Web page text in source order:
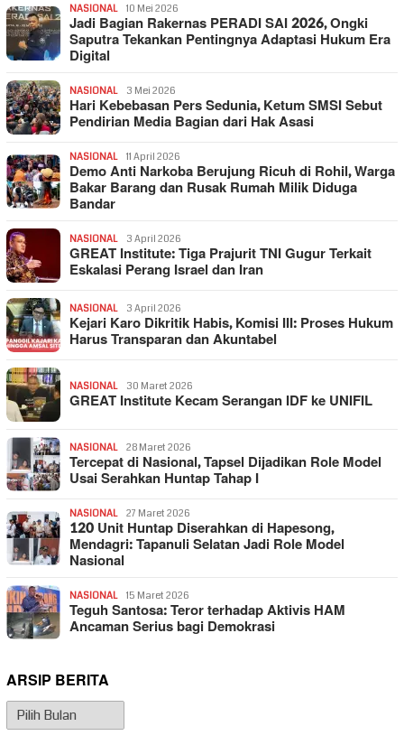
NASIONAL 10 Mei 2026
Jadi Bagian Rakernas PERADI SAI 2026, Ongki
Saputra Tekankan Pentingnya Adaptasi Hukum Era
Digital
NASIONAL 3 Mei 2026
Hari Kebebasan Pers Sedunia, Ketum SMSI Sebut
Pendirian Media Bagian dari Hak Asasi
NASIONAL 11 April 2026
Demo Anti Narkoba Berujung Ricuh di Rohil, Warga
Bakar Barang dan Rusak Rumah Milik Diduga
Bandar
NASIONAL 3 April 2026
GREAT Institute: Tiga Prajurit TNI Gugur Terkait
Eskalasi Perang Israel dan Iran
NASIONAL 3 April 2026
Kejari Karo Dikritik Habis, Komisi III: Proses Hukum
Harus Transparan dan Akuntabel
NASIONAL 30 Maret 2026
GREAT Institute Kecam Serangan IDF ke UNIFIL
NASIONAL 28 Maret 2026
Tercepat di Nasional, Tapsel Dijadikan Role Model
Usai Serahkan Huntap Tahap I
NASIONAL 27 Maret 2026
120 Unit Huntap Diserahkan di Hapesong,
Mendagri: Tapanuli Selatan Jadi Role Model
Nasional
NASIONAL 15 Maret 2026
Teguh Santosa: Teror terhadap Aktivis HAM
Ancaman Serius bagi Demokrasi
ARSIP BERITA
Arsip
Berita